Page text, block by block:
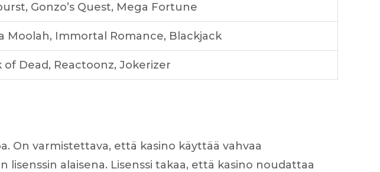
Gonzo’s Quest, Mega Fortune
Moolah, Immortal Romance, Blackjack
of Dead, Reactoonz, Jokerizer
On varmistettava, että kasino käyttää vahvaa
alaisena. Lisenssi takaa, että kasino noudattaa